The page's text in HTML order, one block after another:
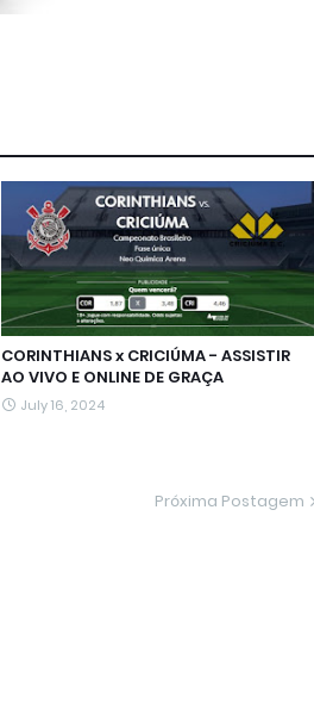
CORINTHIANS x CRICIÚMA - ASSISTIR
AO VIVO E ONLINE DE GRAÇA
July 16, 2024
Próxima Postagem